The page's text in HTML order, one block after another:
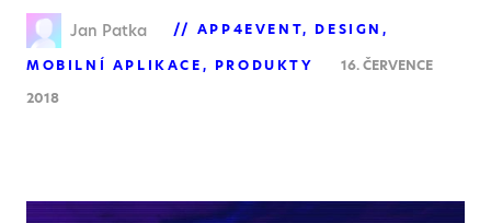
Jan Patka APP4EVENT
DESIGN
MOBILNÍ APLIKACE
PRODUKTY
16. ČERVENCE
2018